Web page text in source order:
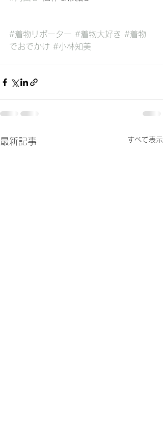
#着物リポーター #着物大好き #着物
でおでかけ #小林知美
最新記事 すべて表示